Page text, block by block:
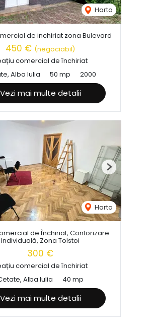
Harta
de inchiriat zona Bulevard
450 € (negociabil)
comercial de închiriat
Alba Iulia
50 mp 2000
Vezi mai multe detalii
Harta
Next
de Închiriat, Contorizare
Individuală, Zona Tolstoi
300 €
comercial de închiriat
Alba Iulia
40 mp
Vezi mai multe detalii